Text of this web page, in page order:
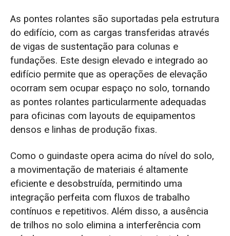
As pontes rolantes são suportadas pela estrutura
do edifício, com as cargas transferidas através
de vigas de sustentação para colunas e
fundações. Este design elevado e integrado ao
edifício permite que as operações de elevação
ocorram sem ocupar espaço no solo, tornando
as pontes rolantes particularmente adequadas
para oficinas com layouts de equipamentos
densos e linhas de produção fixas.
Como o guindaste opera acima do nível do solo,
a movimentação de materiais é altamente
eficiente e desobstruída, permitindo uma
integração perfeita com fluxos de trabalho
contínuos e repetitivos. Além disso, a ausência
de trilhos no solo elimina a interferência com